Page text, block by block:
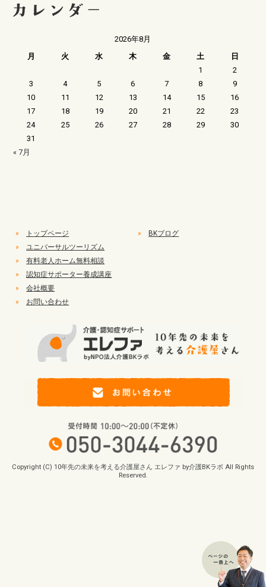
2026年8月
月
火 水 木 金 土
日
1
2
3
4 5 6 7 8
9
10
11 12 13 14 15
16
17
18 19 20 21 22
23
24
25 26 27 28 29
30
31
« 7月
»
トップページ
»
ユニバーサルツーリズム
»
有料老人ホーム無料相談
»
認知症サポーター養成講座
»
会社概要
»
お問い合わせ
» BKブログ
Copyright (C) 10年先の未来を考える介護屋さん エレファ by介護BKラボ All Rights
Reserved.